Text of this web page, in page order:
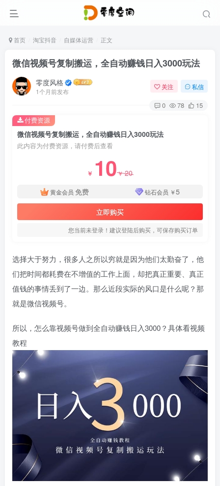
首页 淘宝抖音 自媒体运营 正文
微信视频号复制搬运，全自动赚钱日入3000玩法
零度风格
1个月前发布
关注 私信
0 78 15
微信视频号复制搬运，全自动赚钱日入3000玩法
此内容为付费资源，请付费后查看
￥ 10￥20
黄金会员 免费 钻石会员 ￥5
立即购买
您当前未登录！建议登陆后购买，可保存购买订单
付费资源
选择大于努力，很多人之所以穷就是因为他们太勤奋了，他
们把时间都耗费在不增值的工作上面，却把真正重要、真正
值钱的事情丢到了一边。那么近段实际的风口是什么呢？那
就是微信视频号。
所以，怎么靠视频号做到全自动赚钱日入3000？具体看视频
教程